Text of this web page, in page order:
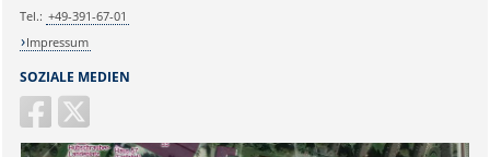
SOZIALE MEDIEN
Tel.: +49-391-67-01
Impressum